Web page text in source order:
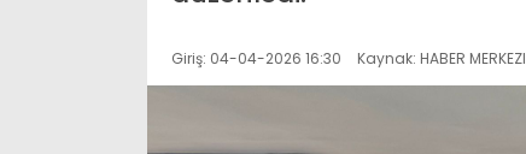
Giriş: 04-04-2026 16:30 Kaynak: HABER MERKEZI